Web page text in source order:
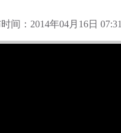
间：2014年04月16日 07:31